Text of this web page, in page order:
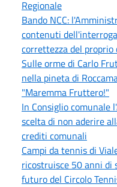
Regionale
Bando NCC:
contenuti
correttezza del proprio
Sulle orme di Carlo
nella pineta di
"Maremma Fruttero!"
In Consiglio comunale
scelta di non aderire
crediti comunali
Campi da tennis di
ricostruisce 50 anni
futuro del Circolo